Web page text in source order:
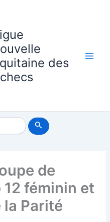
des
de
12 féminin et
la Parité